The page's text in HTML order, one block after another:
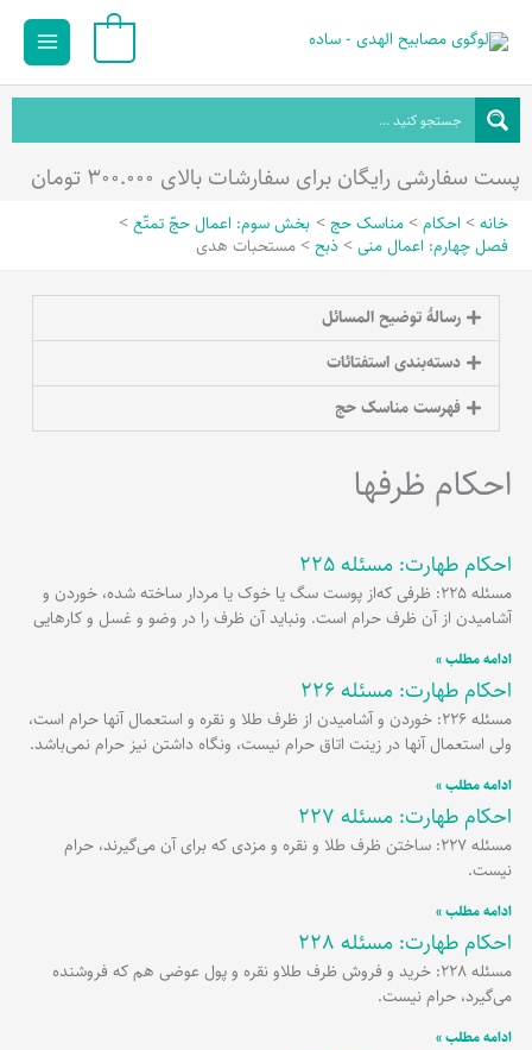
محتوا
Main
پست سفارشی رایگان برای سفارشات بالای ۳۰۰.۰۰۰ تومان
خانه احکام مناسک حج
بخش سوم: اعمال حجّ تمتّع
فصل چهارم: اعمال منی
ذبح مستحبات هدی
رسالۀ توضیح المسائل
دسته‌بندی استفتائات
فهرست مناسک حج
احکام ظرفها
احکام طهارت: مسئله 225
مسئله 225: ظرفی که‌از پوست سگ یا خوک یا مردار ساخته شده، خوردن و
آشامیدن از آن ظرف حرام است. ونباید آن ظرف را در وضو و غسل و کارهایی
ادامه مطلب »
احکام طهارت: مسئله 226
مسئله 226: خوردن و آشامیدن از ظرف طلا و نقره و استعمال آنها حرام است،
ولی استعمال آنها در زینت اتاق حرام نیست، ونگاه داشتن نیز حرام نمی‌باشد.
ادامه مطلب »
احکام طهارت: مسئله 227
مسئله 227: ساختن ظرف طلا و نقره و مزدی که برای آن می‌گیرند، حرام
نیست.
ادامه مطلب »
احکام طهارت: مسئله 228
مسئله 228: خرید و فروش ظرف طلاو نقره و پول عوضی هم که فروشنده
می‌گیرد، حرام نیست.
ادامه مطلب »